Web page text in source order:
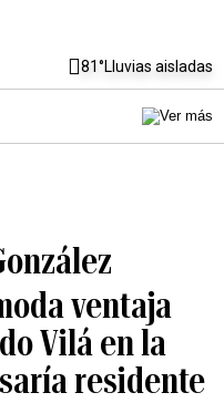
81°Lluvias aisladas
ventaja
Vilá en la
residente